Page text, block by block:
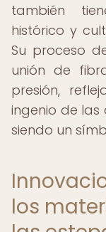
también
histórico y
Su proceso
unión de
presión,
ingenio de
siendo un
los